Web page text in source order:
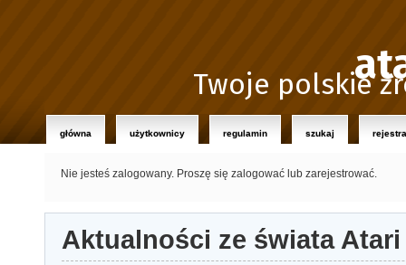
Twoje polskie
główna użytkownicy regulamin szukaj
Nie jesteś zalogowany. Proszę się zalogować lub zarejestrować.
Aktualności ze świata Atari